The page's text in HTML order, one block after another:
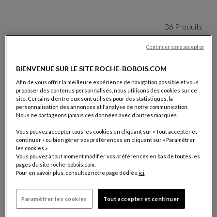
36 Produits
Cute Cut
Table Basse Xxs - Laque Chromée
Voir La Description Complète
table basse xxs - laque chromée
BIENVENUE SUR LE SITE ROCHE-BOBOIS.COM
Afin de vous offrir la meilleure expérience de navigation possible et vous
proposer des contenus personnalisés, nous utilisons des cookies sur ce
site. Certains d’entre eux sont utilisés pour des statistiques, la
personnalisation des annonces et l'analyse de notre communication.
Nous ne partageons jamais ces données avec d’autres marques.
Vous pouvez accepter tous les cookies en cliquant sur « Tout accepter et
continuer » ou bien gérer vos préférences en cliquant sur « Paramétrer
les cookies ».
Vous pouvez à tout moment modifier vos préférences en bas de toutes les
pages du site roche-bobois.com.
Pour en savoir plus, consultez notre page dédiéeici.
Paramétrer les cookies Tout accepter et continuer
Continuer sans accepter